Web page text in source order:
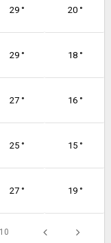
29 ° 20 °
29 ° 18 °
27 ° 16 °
25 ° 15 °
27 ° 19 °